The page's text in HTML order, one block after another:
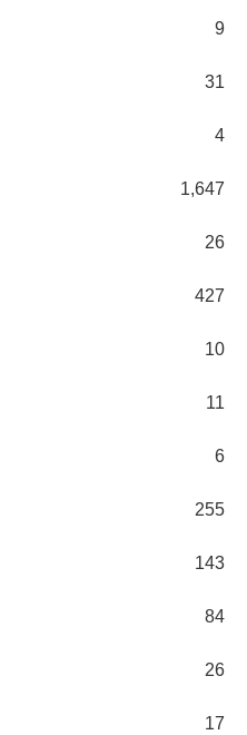
9
31
4
1,647
26
427
10
11
6
255
143
84
26
17